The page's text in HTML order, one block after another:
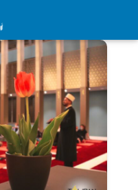
database]